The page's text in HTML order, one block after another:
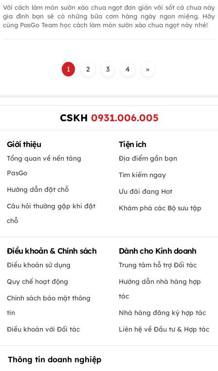
Với cách làm món sườn xào chua ngọt đơn giản với sốt cà chua này
gia đình bạn sẽ có những bữa cơm hàng ngày ngon miệng. Hãy
cùng PasGo Team học cách làm món sườn xào chua ngọt này nhé!
1 2 3 4 »
CSKH 0931.006.005
Giới thiệu
Tổng quan về nền tảng
PasGo
Hướng dẫn đặt chỗ
Câu hỏi thường gặp khi đặt
chỗ
Tiện ích
Địa điểm gần bạn
Tìm kiếm ngay
Ưu đãi đang Hot
Khám phá các Bộ sưu tập
Điều khoản & Chính sách
Điều khoản sử dụng
Quy chế hoạt động
Chính sách bảo mật thông
tin
Điều khoản với Đối tác
Dành cho Kinh doanh
Trung tâm hỗ trợ Đối tác
Hướng dẫn nhà hàng hợp
tác
Nhà hàng đăng ký hợp tác
Liên hệ về Đầu tư & Hợp tác
Thông tin doanh nghiệp